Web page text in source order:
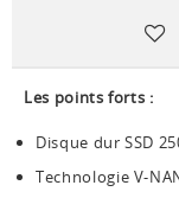
Les points forts :
Disque dur SSD
Technologie V-